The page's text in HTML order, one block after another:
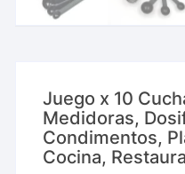
Juego x 10
Medidoras,
Condimentos,
Cocina,